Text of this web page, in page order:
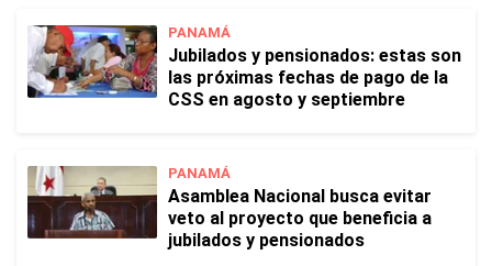
PANAMÁ
Jubilados y pensionados: estas son
las próximas fechas de pago de la
CSS en agosto y septiembre
PANAMÁ
Asamblea Nacional busca evitar
veto al proyecto que beneficia a
jubilados y pensionados